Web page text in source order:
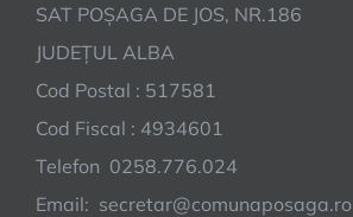
SAT POȘAGA DE JOS, NR.186
JUDEȚUL ALBA
Cod Postal : 517581
Cod Fiscal : 4934601
Telefon 0258.776.024
Email: secretar@comunaposaga.ro